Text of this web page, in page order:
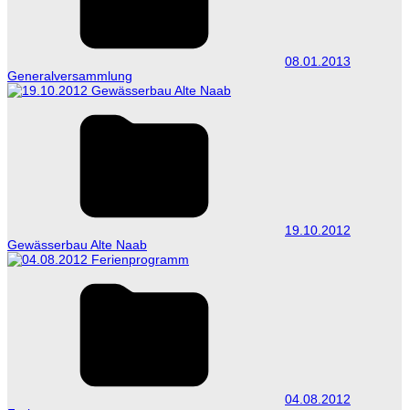
08.01.2013
Generalversammlung
19.10.2012
Gewässerbau Alte Naab
04.08.2012